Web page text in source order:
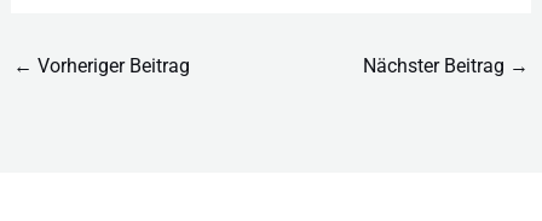
← Vorheriger Beitrag Nächster Beitrag →